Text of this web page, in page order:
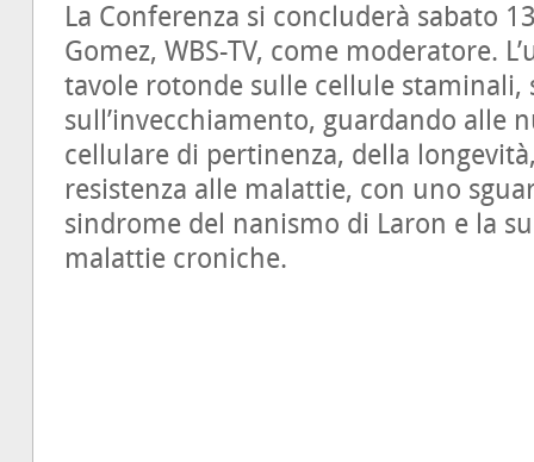
La Conferenza si concluderà sabato
Gomez, WBS-TV, come moderatore.
tavole rotonde sulle cellule staminali,
sull’invecchiamento, guardando alle
cellulare di pertinenza, della
resistenza alle malattie, con uno
sindrome del nanismo di Laron e la
malattie croniche.